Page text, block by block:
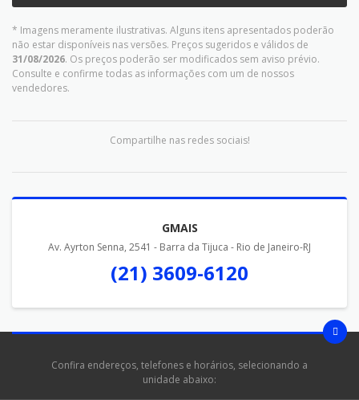
* Imagens meramente ilustrativas. Alguns itens apresentados poderão
não estar disponíveis nas versões. Preços sugeridos e válidos de
31/08/2026. Os preços poderão ser modificados sem aviso prévio.
Consulte e confirme todas as informações com um de nossos
vendedores.
Compartilhe nas redes sociais!
GMAIS
Av. Ayrton Senna, 2541 - Barra da Tijuca - Rio de Janeiro-RJ
(21) 3609-6120
Confira endereços, telefones e horários, selecionando a
unidade abaixo: